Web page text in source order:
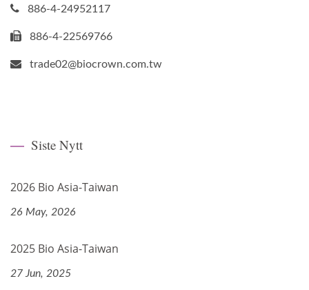
886-4-24952117
886-4-22569766
trade02@biocrown.com.tw
Siste Nytt
2026 Bio Asia-Taiwan
26 May, 2026
2025 Bio Asia-Taiwan
27 Jun, 2025